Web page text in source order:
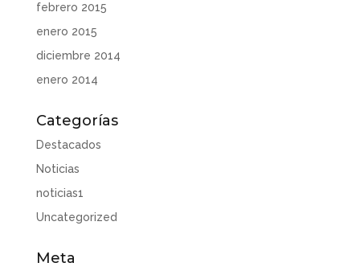
febrero 2015
enero 2015
diciembre 2014
enero 2014
Categorías
Destacados
Noticias
noticias1
Uncategorized
Meta